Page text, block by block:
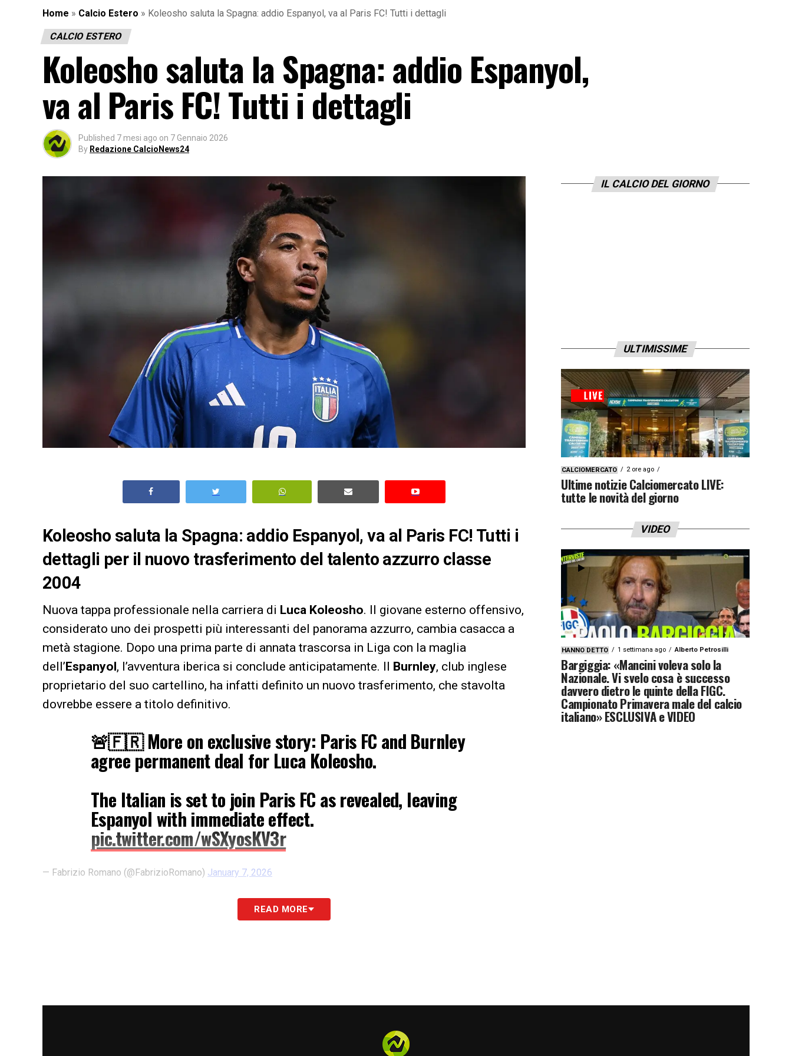
Home » Calcio Estero » Koleosho saluta la Spagna: addio Espanyol, va al Paris FC! Tutti i dettagli
CALCIO ESTERO
Koleosho saluta la Spagna: addio Espanyol,
va al Paris FC! Tutti i dettagli
Published 7 mesi ago on 7 Gennaio 2026
By Redazione CalcioNews24
Koleosho saluta la Spagna: addio Espanyol, va al Paris FC! Tutti i
dettagli per il nuovo trasferimento del talento azzurro classe
2004
Nuova tappa professionale nella carriera di Luca Koleosho. Il giovane esterno offensivo,
considerato uno dei prospetti più interessanti del panorama azzurro, cambia casacca a
metà stagione. Dopo una prima parte di annata trascorsa in Liga con la maglia
dell’Espanyol, l’avventura iberica si conclude anticipatamente. Il Burnley, club inglese
proprietario del suo cartellino, ha infatti definito un nuovo trasferimento, che stavolta
dovrebbe essere a titolo definitivo.
🚨🇫🇷 More on exclusive story: Paris FC and Burnley
agree permanent deal for Luca Koleosho.
The Italian is set to join Paris FC as revealed, leaving
Espanyol with immediate effect.
pic.twitter.com/wSXyosKV3r
— Fabrizio Romano (@FabrizioRomano) January 7, 2026
Secondo quanto rivelato dall’esperto di calciomercato Fabrizio Romano, è stato
raggiunto un accordo totale tra le parti per il passaggio immediato del classe 2004 al
READ MORE
IL CALCIO DEL GIORNO
ULTIMISSIME
CALCIOMERCATO 2 ore ago
Ultime notizie Calciomercato LIVE:
tutte le novità del giorno
VIDEO
HANNO DETTO 1 settimana ago Alberto Petrosilli
Bargiggia: «Mancini voleva solo la
Nazionale. Vi svelo cosa è successo
davvero dietro le quinte della FIGC.
Campionato Primavera male del calcio
italiano» ESCLUSIVA e VIDEO